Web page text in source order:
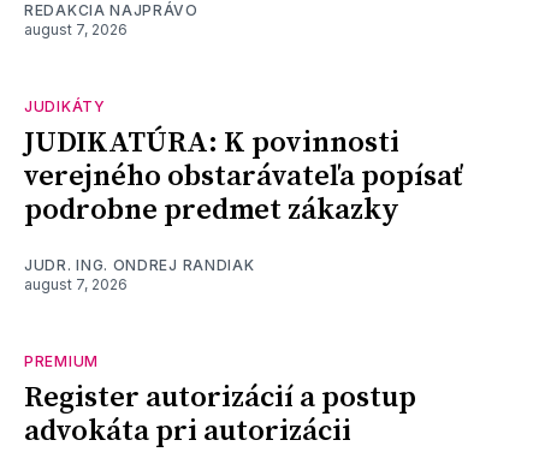
REDAKCIA NAJPRÁVO
august 7, 2026
JUDIKÁTY
JUDIKATÚRA: K povinnosti
verejného obstarávateľa popísať
podrobne predmet zákazky
JUDR. ING. ONDREJ RANDIAK
august 7, 2026
PREMIUM
Register autorizácií a postup
advokáta pri autorizácii